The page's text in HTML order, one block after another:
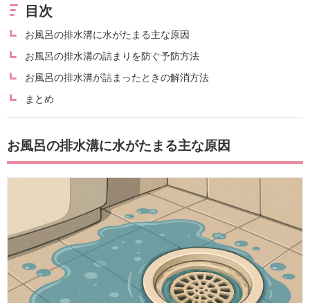
目次
お風呂の排水溝に水がたまる主な原因
お風呂の排水溝の詰まりを防ぐ予防方法
お風呂の排水溝が詰まったときの解消方法
まとめ
お風呂の排水溝に水がたまる主な原因